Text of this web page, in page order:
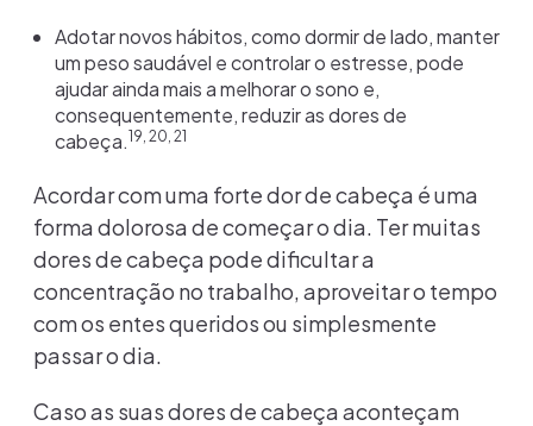
Adotar novos hábitos, como dormir de lado, manter
um peso saudável e controlar o estresse, pode
ajudar ainda mais a melhorar o sono e,
consequentemente, reduzir as dores de
cabeça.19, 20, 21
Acordar com uma forte dor de cabeça é uma
forma dolorosa de começar o dia. Ter muitas
dores de cabeça pode dificultar a
concentração no trabalho, aproveitar o tempo
com os entes queridos ou simplesmente
passar o dia.
Caso as suas dores de cabeça aconteçam